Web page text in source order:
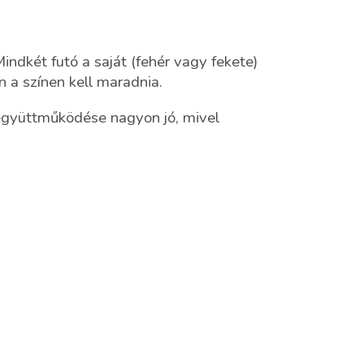
futó a saját (fehér vagy fekete)
a színen kell maradnia.
nagyon jó, mivel